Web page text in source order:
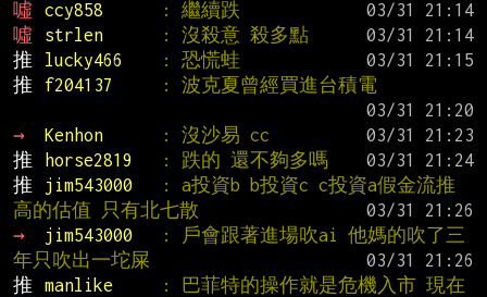
噓 ccy858 : 繼續跌
噓
strlen : 沒殺意 殺多點
推
lucky466 : 恐慌蛙
推
f204137
: 波克夏曾經買進台積電
→
Kenhon : 沒沙易 cc
推
horse2819 : 跌的 還不夠多嗎
推
jim543000
: a投資b b投資c c投資a假金流推
高的估值 只有北七散
→
jim543000
: 戶會跟著進場吹ai 他媽的吹了三
年只吹出一坨屎
推
manlike
: 巴菲特的操作就是危機入市 現在